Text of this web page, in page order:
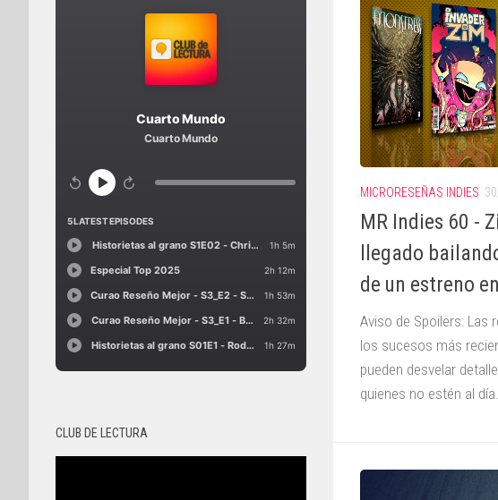
MICRORESEÑAS INDIES
MR Indies 60 -
llegado
de un estreno
Aviso de Spoilers: Las
los sucesos más
pueden desvelar
quienes no estén al
CLUB DE LECTURA